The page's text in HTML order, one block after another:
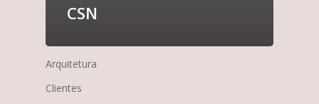
CSN
Arquitetura
Clientes